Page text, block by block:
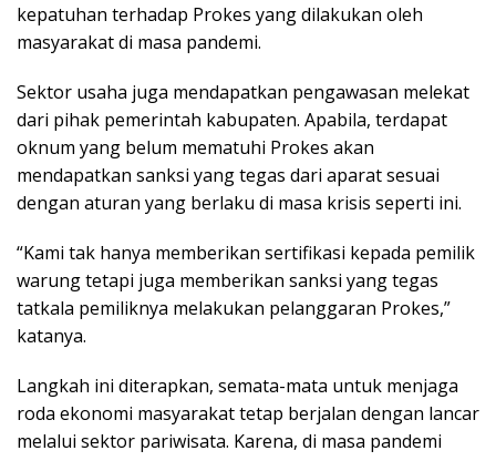
kepatuhan terhadap Prokes yang dilakukan oleh
masyarakat di masa pandemi.
Sektor usaha juga mendapatkan pengawasan melekat
dari pihak pemerintah kabupaten. Apabila, terdapat
oknum yang belum mematuhi Prokes akan
mendapatkan sanksi yang tegas dari aparat sesuai
dengan aturan yang berlaku di masa krisis seperti ini.
“Kami tak hanya memberikan sertifikasi kepada pemilik
warung tetapi juga memberikan sanksi yang tegas
tatkala pemiliknya melakukan pelanggaran Prokes,”
katanya.
Langkah ini diterapkan, semata-mata untuk menjaga
roda ekonomi masyarakat tetap berjalan dengan lancar
melalui sektor pariwisata. Karena, di masa pandemi